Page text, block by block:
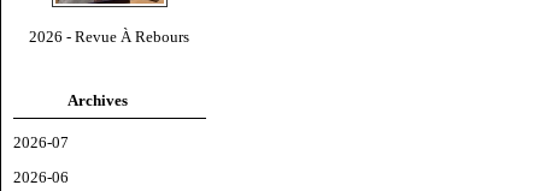
2026 - Revue À Rebours
Archives
2026-07
2026-06